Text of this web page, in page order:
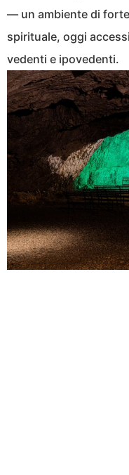
— un ambiente di
spirituale, oggi
vedenti e ipovedenti.